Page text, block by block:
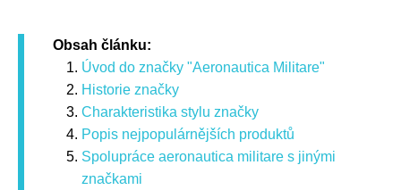
Obsah článku:
Úvod do značky "Aeronautica Militare"
Historie značky
Charakteristika stylu značky
Popis nejpopulárnějších produktů
Spolupráce aeronautica militare s jinými
značkami